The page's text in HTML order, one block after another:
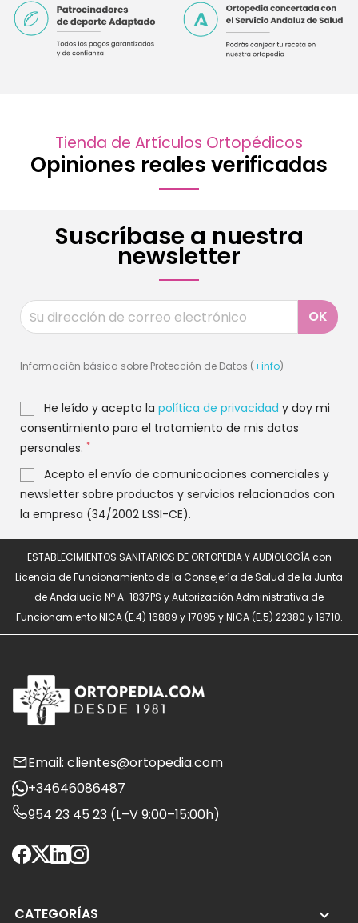
Tienda de Artículos Ortopédicos
Opiniones reales verificadas
Suscríbase a nuestra
newsletter
Información básica sobre Protección de Datos (+info)
He leído y acepto la política de privacidad y doy mi
consentimiento para el tratamiento de mis datos
personales. *
Acepto el envío de comunicaciones comerciales y
newsletter sobre productos y servicios relacionados con
la empresa (34/2002 LSSI-CE).
ESTABLECIMIENTOS SANITARIOS DE ORTOPEDIA Y AUDIOLOGÍA con
Licencia de Funcionamiento de la Consejería de Salud de la Junta
de Andalucía Nº A-1837PS y Autorización Administrativa de
Funcionamiento NICA (E.4) 16889 y 17095 y NICA (E.5) 22380 y 19710.
Email: clientes@ortopedia.com
+34646086487
954 23 45 23 (L–V 9:00–15:00h)
CATEGORÍAS 